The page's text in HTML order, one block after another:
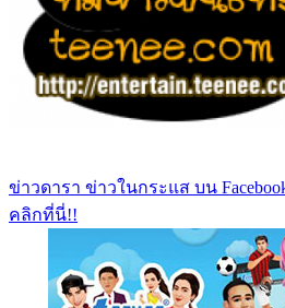
ข่าวดารา ข่าวในกระแส บน
คลิกที่นี่!!